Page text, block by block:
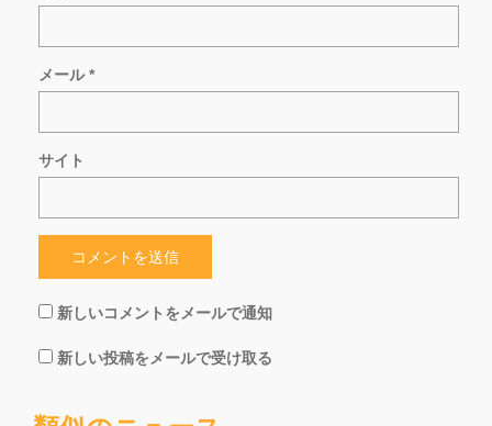
メール*
サイト
新しいコメントをメールで通知
新しい投稿をメールで受け取る